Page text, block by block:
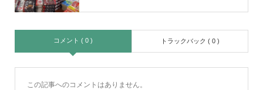
コメント ( 0 ) トラックバック ( 0 )
この記事へのコメントはありません。